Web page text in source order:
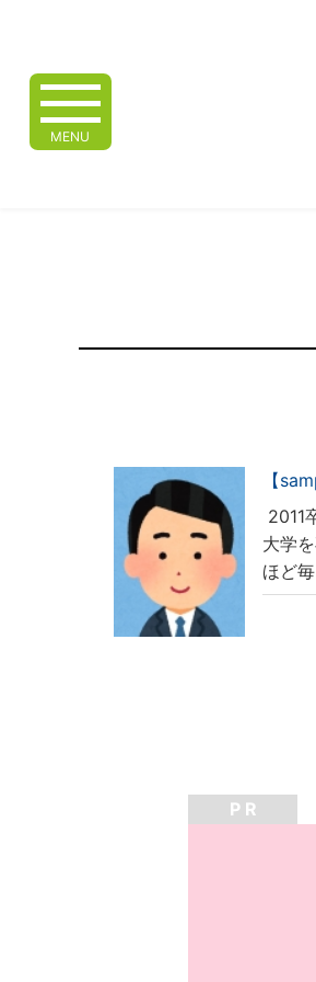
MENU
【
2011
大学
ほど
P R